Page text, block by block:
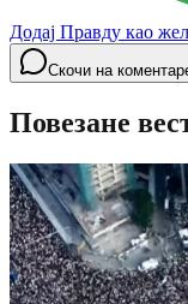
Додај Правду као
Скочи на
Повезане